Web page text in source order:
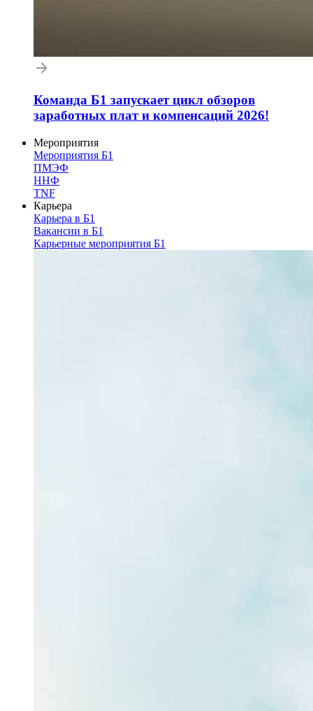
Команда Б1 запускает цикл обзоров
заработных плат и компенсаций 2026!
Мероприятия
Мероприятия Б1
ПМЭФ
ННФ
TNF
Карьера
Карьера в Б1
Вакансии в Б1
Карьерные мероприятия Б1